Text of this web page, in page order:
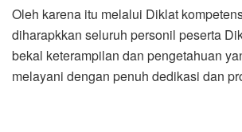
Oleh karena itu melalui Diklat
diharapkkan seluruh personil peserta
bekal keterampilan dan pengetahuan
melayani dengan penuh dedikasi dan